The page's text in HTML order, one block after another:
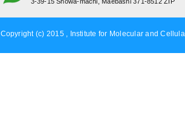
Copyright (c) 2015 , Institute for Molecular and